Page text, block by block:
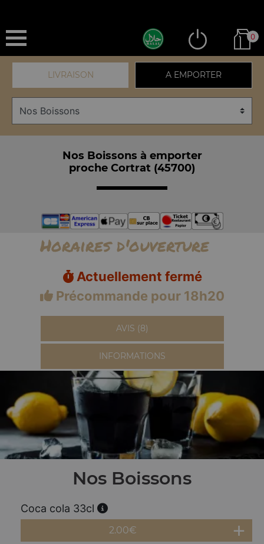
0
LIVRAISON A EMPORTER
Nos Boissons à emporter
proche Cortrat (45700)
Horaires d'ouverture
Actuellement fermé
Précommande pour 18h20
AVIS (8)
INFORMATIONS
Nos Boissons
Coca cola 33cl
2.00€